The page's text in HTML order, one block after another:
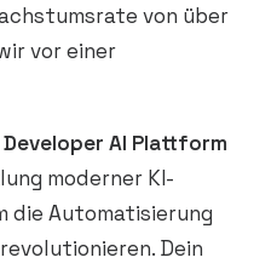
von über
vor einer
AI Plattform
moderner KI-
die Automatisierung
Dein